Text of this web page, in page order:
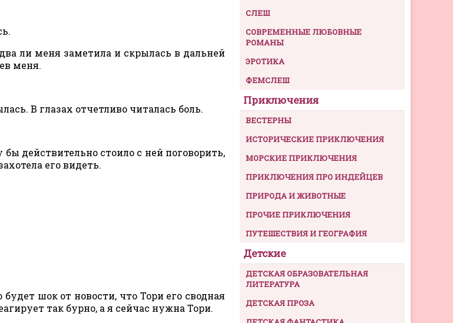
ли меня заметила и скрылась в дальней
меня.
В глазах отчетливо читалась боль.
действительно стоило с ней поговорить,
его видеть.
шок от новости, что Тори его сводная
так бурно, а я сейчас нужна Тори.
СЛЕШ
СОВРЕМЕННЫЕ ЛЮБОВНЫЕ
РОМАНЫ
ЭРОТИКА
ФЕМСЛЕШ
Приключения
ВЕСТЕРНЫ
ИСТОРИЧЕСКИЕ ПРИКЛЮЧЕНИЯ
МОРСКИЕ ПРИКЛЮЧЕНИЯ
ПРИКЛЮЧЕНИЯ ПРО ИНДЕЙЦЕВ
ПРИРОДА И ЖИВОТНЫЕ
ПРОЧИЕ ПРИКЛЮЧЕНИЯ
ПУТЕШЕСТВИЯ И ГЕОГРАФИЯ
Детские
ДЕТСКАЯ ОБРАЗОВАТЕЛЬНАЯ
ЛИТЕРАТУРА
ДЕТСКАЯ ПРОЗА